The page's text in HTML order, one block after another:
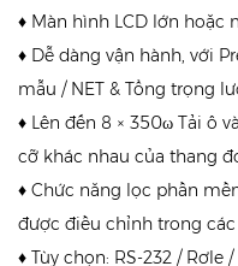
♦ Màn hình LCD lớn hoặc
♦ Dễ dàng vận hành, với
mẫu / NET & Tổng trọng
♦ Lên đến 8 × 350ω Tải ô
cỡ khác nhau của thang
♦ Chức năng lọc phần
được điều chỉnh trong
♦ Tùy chọn: RS-232 / Rơle